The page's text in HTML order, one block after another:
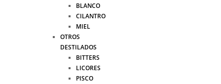
BLANCO
CILANTRO
MIEL
OTROS
DESTILADOS
BITTERS
LICORES
PISCO